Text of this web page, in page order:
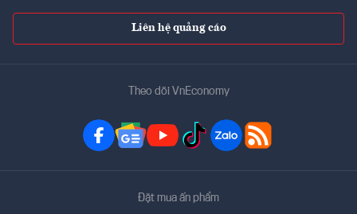
Liên hệ quảng cáo
Theo dõi VnEconomy
Đặt mua ấn phẩm